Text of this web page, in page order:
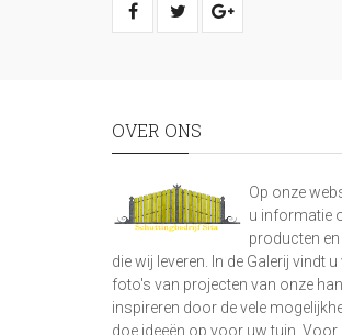
OVER ONS
Op onze
u informatie
producten
die wij leveren. In de Galerij vindt u
foto's van projecten van onze
inspireren door de vele
doe ideeën op voor uw tuin. Voor